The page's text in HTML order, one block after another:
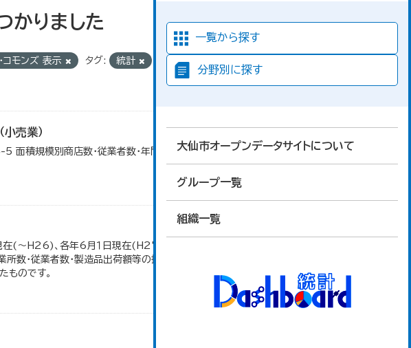
一覧から探す
分野別に探す
大仙市オープンデータサイトについて
グループ一覧
組織一覧
かりました
コモンズ 表示 タグ: 統計
売業）
面積規模別商店数・従業者数・年間商品販売額（小売業）」のデータを参照
在(～H26)、各年6月１日現在(H27～)。 平成23年のみ事業所数、従業者
・従業者数・製造品出荷額等の推移」のデータを参照しています。
のです。